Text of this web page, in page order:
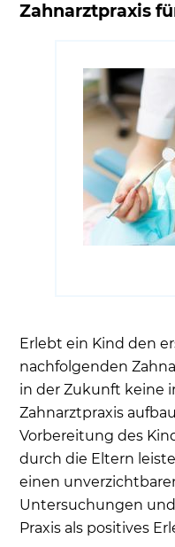
Zahnarztpraxis
Erlebt ein Kind den
nachfolgenden
in der Zukunft keine
Zahnarztpraxis
Vorbereitung des
durch die Eltern
einen
Untersuchungen
Praxis als positives